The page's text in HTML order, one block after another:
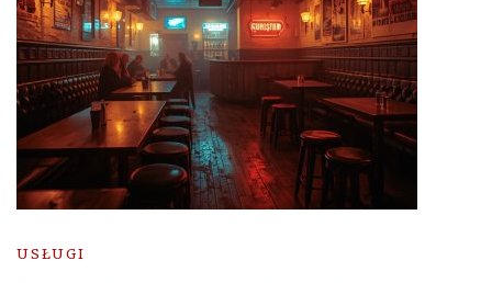
USŁUGI